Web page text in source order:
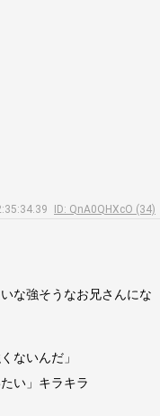
ID: QnA0QHXcO (34)
な強そうなお兄さんにな
ないんだ」
い」キラキラ